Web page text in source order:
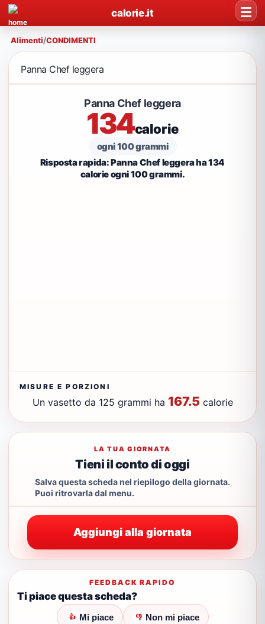
calorie.it
Alimenti/CONDIMENTI
Panna Chef leggera
Panna Chef leggera
134calorie
ogni 100 grammi
Risposta rapida: Panna Chef leggera ha 134
calorie ogni 100 grammi.
MISURE E PORZIONI
Un vasetto da 125 grammi ha 167.5 calorie
LA TUA GIORNATA
Tieni il conto di oggi
Salva questa scheda nel riepilogo della giornata.
Puoi ritrovarla dal menu.
Aggiungi alla giornata
FEEDBACK RAPIDO
Ti piace questa scheda?
👍 Mi piace 👎 Non mi piace